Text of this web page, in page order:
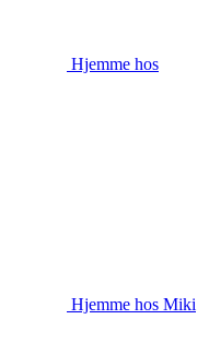
Hjemme hos
Hjemme hos Miki